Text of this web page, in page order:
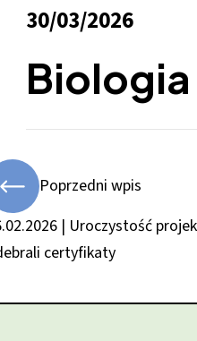
30/03/2026
Biologia
Poprzedni wpis
| Uroczystość
certyfikaty